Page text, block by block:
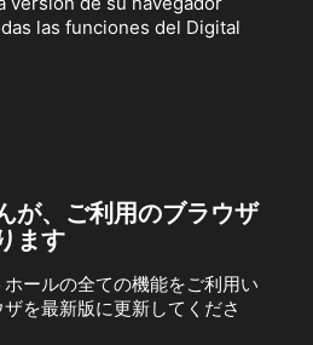
las funciones del Digital
が、ご利用のブラウザ
ます
ールの全ての機能をご利用い
を最新版に更新してくださ